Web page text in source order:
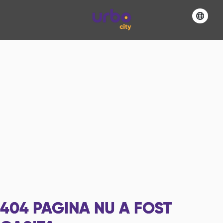
404 PAGINA NU A FOST